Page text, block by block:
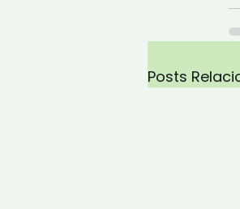
Posts